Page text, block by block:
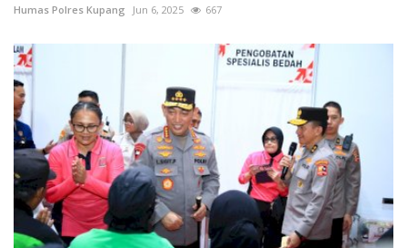
Humas Polres Kupang Jun 6, 2025 667